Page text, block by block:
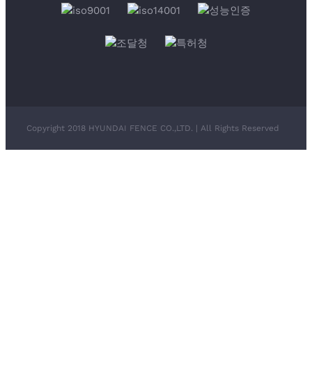
Copyright 2018 HYUNDAI FENCE CO.,LTD. | All Rights Reserved